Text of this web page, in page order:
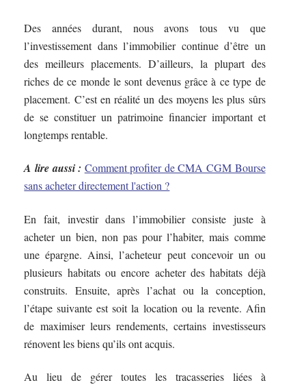
Des années durant, nous avons tous vu que
l’investissement dans l’immobilier continue d’être un
des meilleurs placements. D’ailleurs, la plupart des
riches de ce monde le sont devenus grâce à ce type de
placement. C’est en réalité un des moyens les plus sûrs
de se constituer un patrimoine financier important et
longtemps rentable.
A lire aussi : Comment profiter de CMA CGM Bourse
sans acheter directement l'action ?
En fait, investir dans l’immobilier consiste juste à
acheter un bien, non pas pour l’habiter, mais comme
une épargne. Ainsi, l’acheteur peut concevoir un ou
plusieurs habitats ou encore acheter des habitats déjà
construits. Ensuite, après l’achat ou la conception,
l’étape suivante est soit la location ou la revente. Afin
de maximiser leurs rendements, certains investisseurs
rénovent les biens qu’ils ont acquis.
Au lieu de gérer toutes les tracasseries liées à